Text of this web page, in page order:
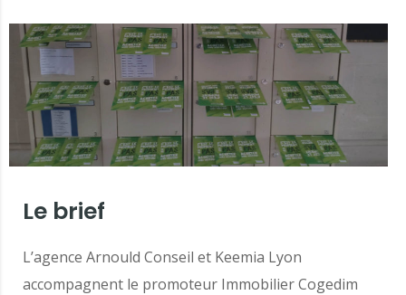
Le brief
L’agence Arnould Conseil et Keemia Lyon
accompagnent le promoteur Immobilier Cogedim